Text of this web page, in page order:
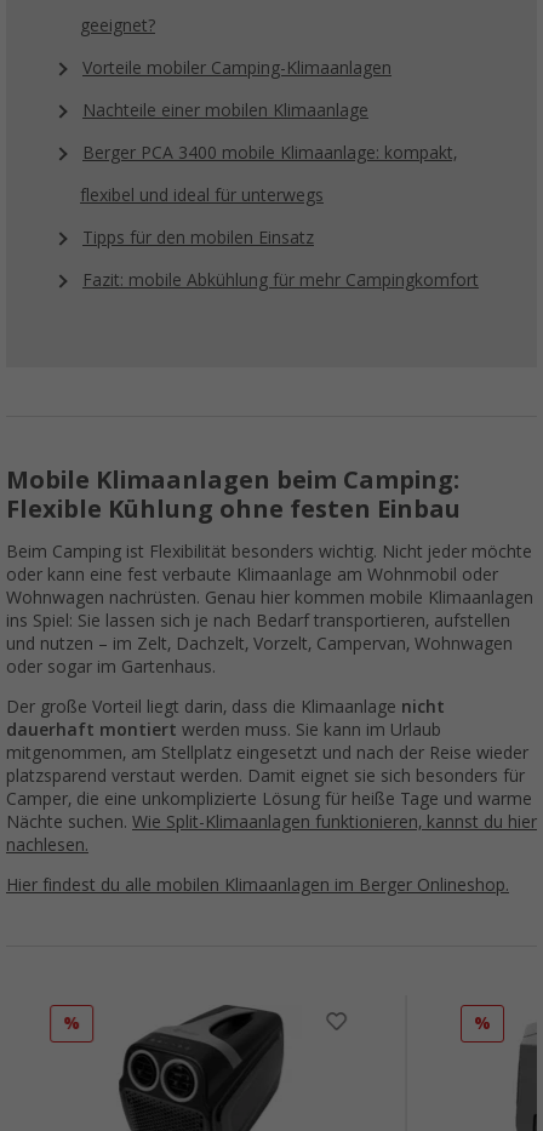
geeignet?
Vorteile mobiler Camping-Klimaanlagen
Nachteile einer mobilen Klimaanlage
Berger PCA 3400 mobile Klimaanlage: kompakt,
flexibel und ideal für unterwegs
Tipps für den mobilen Einsatz
Fazit: mobile Abkühlung für mehr Campingkomfort
Mobile Klimaanlagen beim Camping:
Flexible Kühlung ohne festen Einbau
Beim Camping ist Flexibilität besonders wichtig. Nicht jeder möchte
oder kann eine fest verbaute Klimaanlage am Wohnmobil oder
Wohnwagen nachrüsten. Genau hier kommen mobile Klimaanlagen
ins Spiel: Sie lassen sich je nach Bedarf transportieren, aufstellen
und nutzen – im Zelt, Dachzelt, Vorzelt, Campervan, Wohnwagen
oder sogar im Gartenhaus.
Der große Vorteil liegt darin, dass die Klimaanlage nicht
dauerhaft montiert werden muss. Sie kann im Urlaub
mitgenommen, am Stellplatz eingesetzt und nach der Reise wieder
platzsparend verstaut werden. Damit eignet sie sich besonders für
Camper, die eine unkomplizierte Lösung für heiße Tage und warme
Nächte suchen. Wie Split-Klimaanlagen funktionieren, kannst du hier
nachlesen.
Hier findest du alle mobilen Klimaanlagen im Berger Onlineshop.
% %